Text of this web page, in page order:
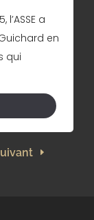
a
en
qui